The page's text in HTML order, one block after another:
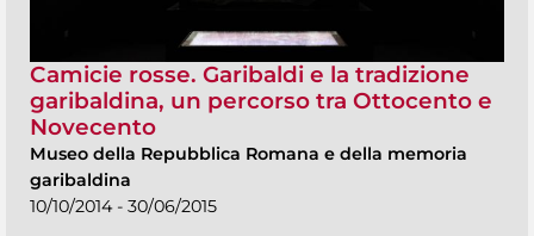
Camicie rosse. Garibaldi e la tradizione
garibaldina, un percorso tra Ottocento e
Novecento
Museo della Repubblica Romana e della memoria
garibaldina
10/10/2014 - 30/06/2015